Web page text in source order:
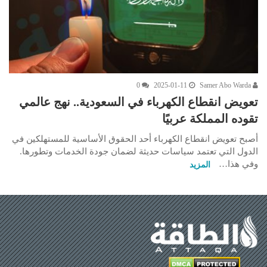
2025-01-11
0
تعويض انقطاع الكهرباء في السعودية.. نهج عالمي
تقوده المملكة عربيًا
أصبح تعويض انقطاع الكهرباء أحد الحقوق الأساسية للمستهلكين في
الدول التي تعتمد سياسات حديثة لضمان جودة الخدمات وتطورها.
وفي هذا…
المزيد